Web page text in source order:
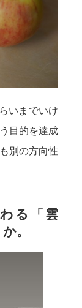
いまでいけ
目的を達成
別の方向性
る「雲
。